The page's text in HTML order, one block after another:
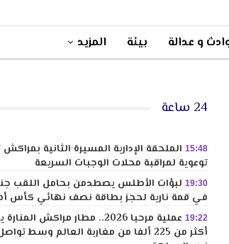
و عدالة بيئة المزيد
24 ساعة
15:48 الملحقة الإدارية المسيرة الثانية
توعوية لمراقبة محلات الوجبات السريعة
19:30 لبؤات الأطلس يصطدمن بحامل اللقب
في قمة نارية لحجز بطاقة نصف نهائي كأس
19:22
عملية مرحبا 2026.. مطار مراكش
أكثر من 225 ألفا من مغاربة العالم وسط